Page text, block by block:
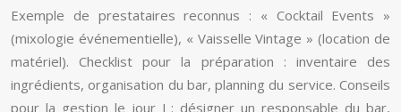
Exemple de prestataires reconnus : « Cocktail Events »
(mixologie événementielle), « Vaisselle Vintage » (location de
matériel). Checklist pour la préparation : inventaire des
ingrédients, organisation du bar, planning du service. Conseils
pour la gestion le jour J : désigner un responsable du bar,